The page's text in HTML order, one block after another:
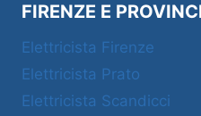
FIRENZE E
Elettricista Firenze
Elettricista Prato
Elettricista Scandicci